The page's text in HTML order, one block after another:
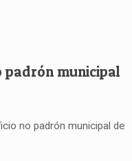
padrón municipal
no padrón municipal de